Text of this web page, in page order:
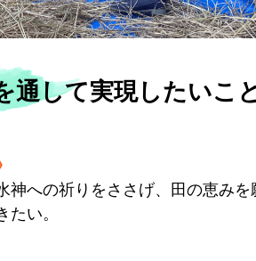
通して実現したいこ
神への祈りをささげ、田の恵みを
たい。